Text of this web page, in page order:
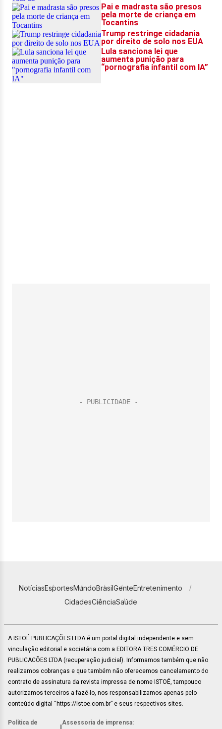
NotíciasEsportesMundoBrasilGenteEntretenimento
CidadesCiênciaSaúde
A ISTOÉ PUBLICAÇÕES LTDA é um portal digital independente e sem
vinculação editorial e societária com a EDITORA TRES COMÉRCIO DE
PUBLICACÕES LTDA (recuperação judicial). Informamos também que não
realizamos cobranças e que também não oferecemos cancelamento do
contrato de assinatura da revista impressa de nome ISTOÉ, tampouco
autorizamos terceiros a fazê-lo, nos responsabilizamos apenas pelo
conteúdo digital “https://istoe.com.br” e seus respectivos sites.
Política de Assessoria de imprensa: